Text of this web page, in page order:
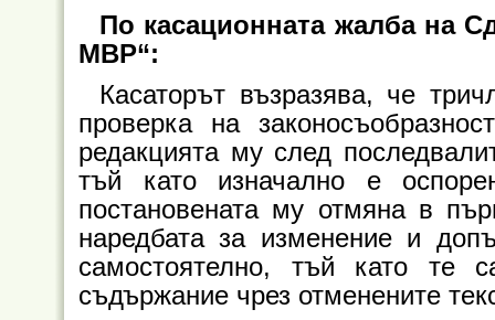
По касационната жалба на
МВР“:
Касаторът възразява, че
проверка на
редакцията му след
тъй като изначално е
постановената му отмяна в
наредбата за изменение и
самостоятелно, тъй като те
съдържание чрез отменените